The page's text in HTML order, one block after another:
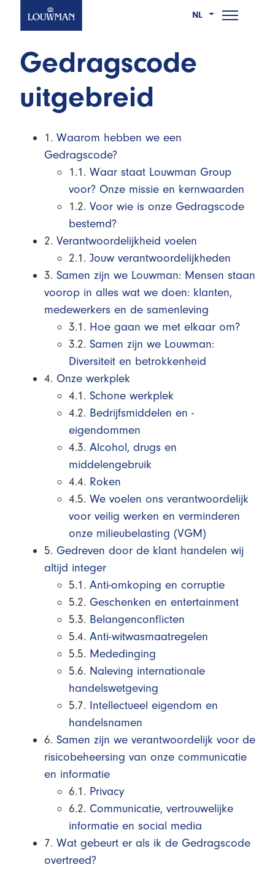
Ga
naar
hoofdinhoud
NL
Wie we zijn
Wat we doen
Nieuws
Contact
Gedragscode
uitgebreid
1. Waarom hebben we een
Gedragscode?
1.1. Waar staat Louwman Group
voor? Onze missie en kernwaarden
1.2. Voor wie is onze Gedragscode
bestemd?
2. Verantwoordelijkheid voelen
2.1. Jouw verantwoordelijkheden
3. Samen zijn we Louwman: Mensen staan
voorop in alles wat we doen: klanten,
medewerkers en de samenleving
3.1. Hoe gaan we met elkaar om?
3.2. Samen zijn we Louwman:
Diversiteit en betrokkenheid
4. Onze werkplek
4.1. Schone werkplek
4.2. Bedrijfsmiddelen en -
eigendommen
4.3. Alcohol, drugs en
middelengebruik
4.4. Roken
4.5. We voelen ons verantwoordelijk
voor veilig werken en verminderen
onze milieubelasting (VGM)
5. Gedreven door de klant handelen wij
altijd integer
5.1. Anti-omkoping en corruptie
5.2. Geschenken en entertainment
5.3. Belangenconflicten
5.4. Anti-witwasmaatregelen
5.5. Mededinging
5.6. Naleving internationale
handelswetgeving
5.7. Intellectueel eigendom en
handelsnamen
6. Samen zijn we verantwoordelijk voor de
risicobeheersing van onze communicatie
en informatie
6.1. Privacy
6.2. Communicatie, vertrouwelijke
informatie en social media
7. Wat gebeurt er als ik de Gedragscode
overtreed?